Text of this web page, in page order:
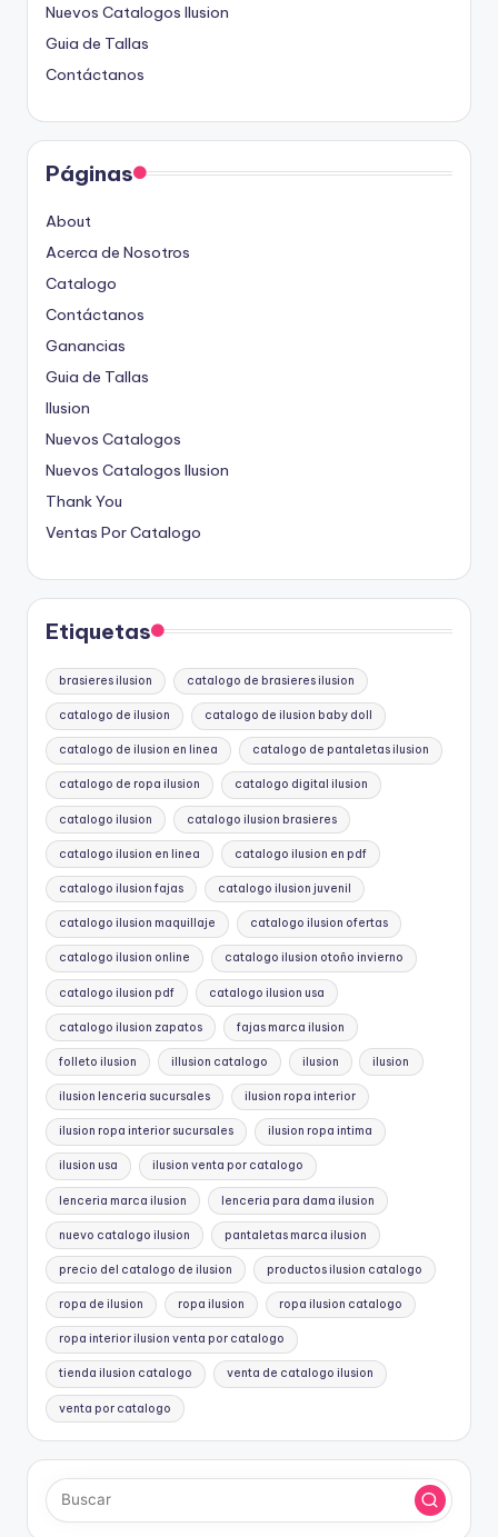
Nuevos Catalogos Ilusion
Guia de Tallas
Contáctanos
Páginas
About
Acerca de Nosotros
Catalogo
Contáctanos
Ganancias
Guia de Tallas
Ilusion
Nuevos Catalogos
Nuevos Catalogos Ilusion
Thank You
Ventas Por Catalogo
Etiquetas
brasieres ilusion catalogo de brasieres ilusion
catalogo de ilusion catalogo de ilusion baby doll
catalogo de ilusion en linea catalogo de pantaletas ilusion
catalogo de ropa ilusion catalogo digital ilusion
catalogo ilusion catalogo ilusion brasieres
catalogo ilusion en linea catalogo ilusion en pdf
catalogo ilusion fajas catalogo ilusion juvenil
catalogo ilusion maquillaje catalogo ilusion ofertas
catalogo ilusion online catalogo ilusion otoño invierno
catalogo ilusion pdf catalogo ilusion usa
catalogo ilusion zapatos fajas marca ilusion
folleto ilusion illusion catalogo ilusion ilusion
ilusion lenceria sucursales ilusion ropa interior
ilusion ropa interior sucursales ilusion ropa intima
ilusion usa ilusion venta por catalogo
lenceria marca ilusion lenceria para dama ilusion
nuevo catalogo ilusion pantaletas marca ilusion
precio del catalogo de ilusion productos ilusion catalogo
ropa de ilusion ropa ilusion ropa ilusion catalogo
ropa interior ilusion venta por catalogo
tienda ilusion catalogo venta de catalogo ilusion
venta por catalogo